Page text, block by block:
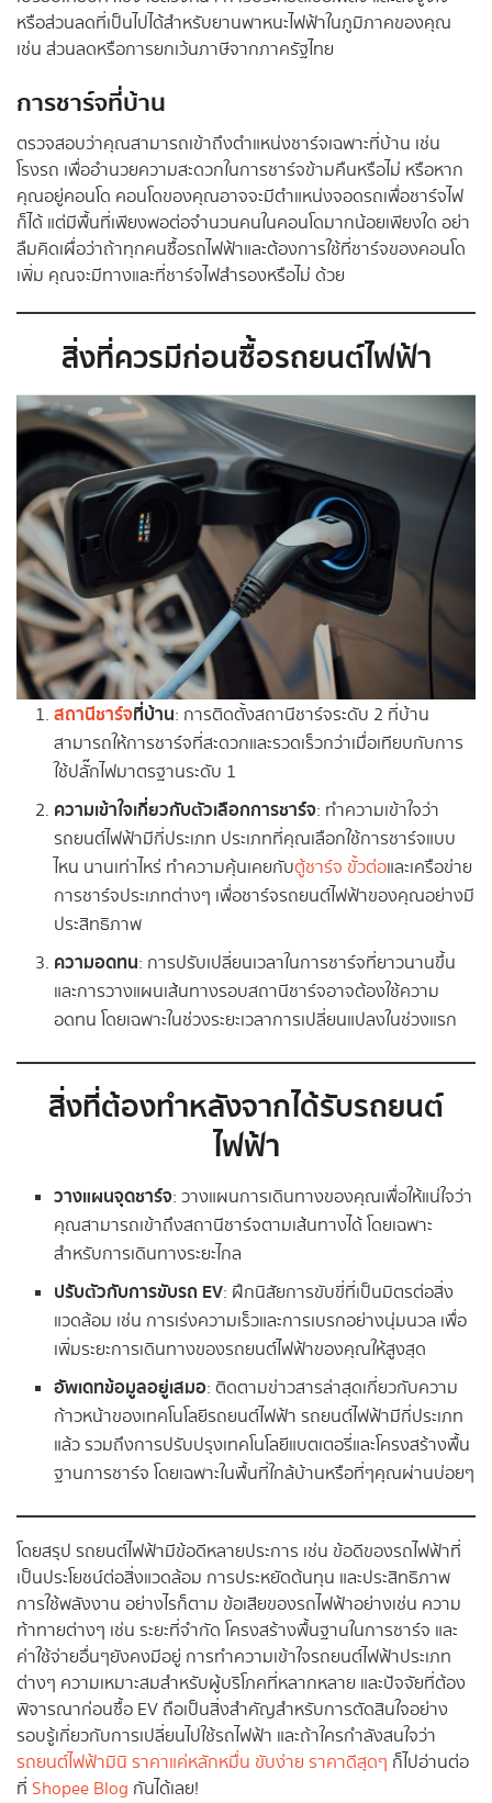
หรือส่วนลดที่เป็นไปได้สำหรับยานพาหนะไฟฟ้าในภูมิภาคของคุณ
เช่น ส่วนลดหรือการยกเว้นภาษีจากภาครัฐไทย
การชาร์จที่บ้าน
ตรวจสอบว่าคุณสามารถเข้าถึงตำแหน่งชาร์จเฉพาะที่บ้าน เช่น
โรงรถ เพื่ออำนวยความสะดวกในการชาร์จข้ามคืนหรือไม่ หรือหาก
คุณอยู่คอนโด คอนโดของคุณอาจจะมีตำแหน่งจอดรถเพื่อชาร์จไฟ
ก็ได้ แต่มีพื้นที่เพียงพอต่อจำนวนคนในคอนโดมากน้อยเพียงใด อย่า
ลืมคิดเผื่อว่าถ้าทุกคนซื้อรถไฟฟ้าและต้องการใช้ที่ชาร์จของคอนโด
เพิ่ม คุณจะมีทางและที่ชาร์จไฟสำรองหรือไม่ ด้วย
สิ่งที่ควรมีก่อนซื้อรถยนต์ไฟฟ้า
สถานีชาร์จที่บ้าน: การติดตั้งสถานีชาร์จระดับ 2 ที่บ้าน
สามารถให้การชาร์จที่สะดวกและรวดเร็วกว่าเมื่อเทียบกับการ
ใช้ปลั๊กไฟมาตรฐานระดับ 1
ความเข้าใจเกี่ยวกับตัวเลือกการชาร์จ: ทำความเข้าใจว่า
รถยนต์ไฟฟ้ามีกี่ประเภท ประเภทที่คุณเลือกใช้การชาร์จแบบ
ไหน นานเท่าไหร่ ทำความคุ้นเคยกับตู้ชาร์จ ขั้วต่อและเครือข่าย
การชาร์จประเภทต่างๆ เพื่อชาร์จรถยนต์ไฟฟ้าของคุณอย่างมี
ประสิทธิภาพ
ความอดทน: การปรับเปลี่ยนเวลาในการชาร์จที่ยาวนานขึ้น
และการวางแผนเส้นทางรอบสถานีชาร์จอาจต้องใช้ความ
อดทน โดยเฉพาะในช่วงระยะเวลาการเปลี่ยนแปลงในช่วงแรก
สิ่งที่ต้องทำหลังจากได้รับรถยนต์
ไฟฟ้า
วางแผนจุดชาร์จ: วางแผนการเดินทางของคุณเพื่อให้แน่ใจว่า
คุณสามารถเข้าถึงสถานีชาร์จตามเส้นทางได้ โดยเฉพาะ
สำหรับการเดินทางระยะไกล
ปรับตัวกับการขับรถ EV: ฝึกนิสัยการขับขี่ที่เป็นมิตรต่อสิ่ง
แวดล้อม เช่น การเร่งความเร็วและการเบรกอย่างนุ่มนวล เพื่อ
เพิ่มระยะการเดินทางของรถยนต์ไฟฟ้าของคุณให้สูงสุด
อัพเดทข้อมูลอยู่เสมอ: ติดตามข่าวสารล่าสุดเกี่ยวกับความ
ก้าวหน้าของเทคโนโลยีรถยนต์ไฟฟ้า รถยนต์ไฟฟ้ามีกี่ประเภท
แล้ว รวมถึงการปรับปรุงเทคโนโลยีแบตเตอรี่และโครงสร้างพื้น
ฐานการชาร์จ โดยเฉพาะในพื้นที่ใกล้บ้านหรือที่ๆคุณผ่านบ่อยๆ
โดยสรุป รถยนต์ไฟฟ้ามีข้อดีหลายประการ เช่น ข้อดีของรถไฟฟ้าที่
เป็นประโยชน์ต่อสิ่งแวดล้อม การประหยัดต้นทุน และประสิทธิภาพ
การใช้พลังงาน อย่างไรก็ตาม ข้อเสียของรถไฟฟ้าอย่างเช่น ความ
ท้าทายต่างๆ เช่น ระยะที่จำกัด โครงสร้างพื้นฐานในการชาร์จ และ
ค่าใช้จ่ายอื่นๆยังคงมีอยู่ การทำความเข้าใจรถยนต์ไฟฟ้าประเภท
ต่างๆ ความเหมาะสมสำหรับผู้บริโภคที่หลากหลาย และปัจจัยที่ต้อง
พิจารณาก่อนซื้อ EV ถือเป็นสิ่งสำคัญสำหรับการตัดสินใจอย่าง
รอบรู้เกี่ยวกับการเปลี่ยนไปใช้รถไฟฟ้า และถ้าใครกำลังสนใจว่า
รถยนต์ไฟฟ้ามินิ ราคาแค่หลักหมื่น ขับง่าย ราคาดีสุดๆ ก็ไปอ่านต่อ
ที่ Shopee Blog กันได้เลย!